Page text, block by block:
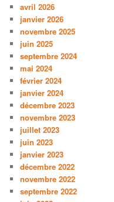
avril 2026
janvier 2026
novembre 2025
juin 2025
septembre 2024
mai 2024
février 2024
janvier 2024
décembre 2023
novembre 2023
juillet 2023
juin 2023
janvier 2023
décembre 2022
novembre 2022
septembre 2022